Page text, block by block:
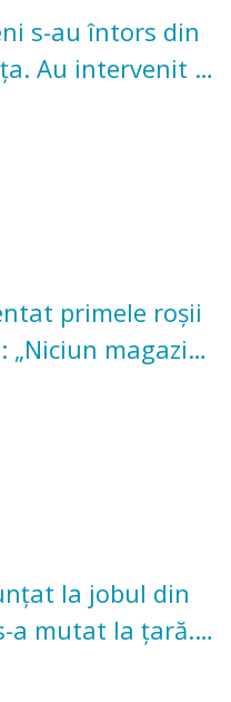
s-au întors din
Au intervenit la
și pădure
primele roșii
„Niciun magazin
satisfacție”
la jobul din
a mutat la țară.
în grădina